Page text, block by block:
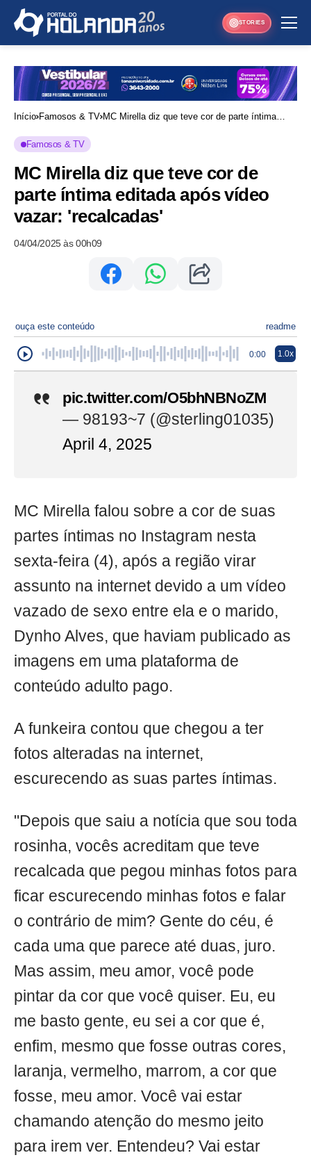
STORIES
Início Famosos & TV MC Mirella diz que teve cor de parte íntima
Famosos & TV
MC Mirella diz que teve cor de
parte íntima editada após vídeo
vazar: 'recalcadas'
04/04/2025 às 00h09
ouça este conteúdo readme
0:00 1.0x
pic.twitter.com/O5bhNBNoZM
— 98193~7 (@sterling01035)
April 4, 2025
MC Mirella falou sobre a cor de suas
partes íntimas no Instagram nesta
sexta-feira (4), após a região virar
assunto na internet devido a um vídeo
vazado de sexo entre ela e o marido,
Dynho Alves, que haviam publicado as
imagens em uma plataforma de
conteúdo adulto pago.
A funkeira contou que chegou a ter
fotos alteradas na internet,
escurecendo as suas partes íntimas.
"Depois que saiu a notícia que sou toda
rosinha, vocês acreditam que teve
recalcada que pegou minhas fotos para
ficar escurecendo minhas fotos e falar
o contrário de mim? Gente do céu, é
cada uma que parece até duas, juro.
Mas assim, meu amor, você pode
pintar da cor que você quiser. Eu, eu
me basto gente, eu sei a cor que é,
enfim, mesmo que fosse outras cores,
laranja, vermelho, marrom, a cor que
fosse, meu amor. Você vai estar
chamando atenção do mesmo jeito
para irem ver. Entendeu? Vai estar